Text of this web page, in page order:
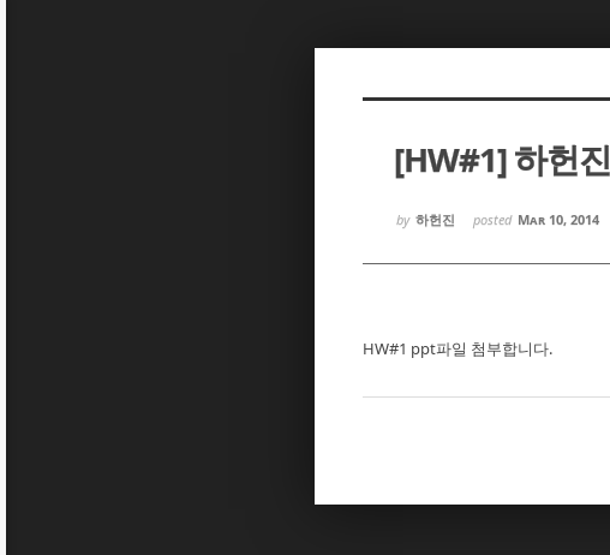
[HW#1] 하헌진
by 하헌진 posted Mar 10, 2014
HW#1 ppt파일 첨부합니다.
Sketchbook5, 스케치북5
Sketchbook5, 스케치북5
Sketchbook5, 스케치북5
Sketchbook5, 스케치북5